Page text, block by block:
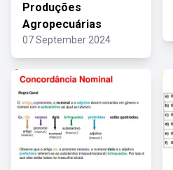
Produções
Agropecuárias
07 September 2024